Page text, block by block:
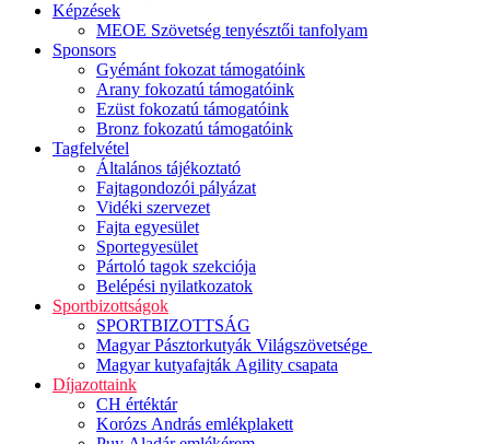
Képzések
MEOE Szövetség tenyésztői tanfolyam
Sponsors
Gyémánt fokozat támogatóink
Arany fokozatú támogatóink
Ezüst fokozatú támogatóink
Bronz fokozatú támogatóink
Tagfelvétel
Általános tájékoztató
Fajtagondozói pályázat
Vidéki szervezet
Fajta egyesület
Sportegyesület
Pártoló tagok szekciója
Belépési nyilatkozatok
Sportbizottságok
SPORTBIZOTTSÁG
Magyar Pásztorkutyák Világszövetsége
Magyar kutyafajták Agility csapata
Díjazottaink
CH értéktár
Korózs András emlékplakett